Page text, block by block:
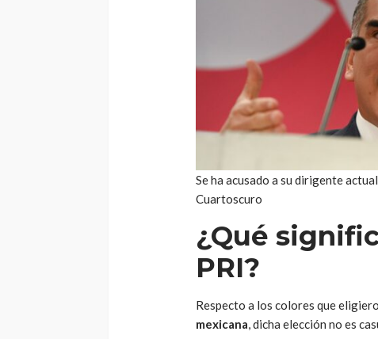
Se ha acusado a su dirigente
Cuartoscuro
¿Qué
PRI?
Respecto a los colores que
mexicana , dicha elección no es